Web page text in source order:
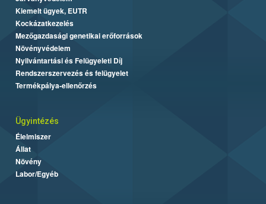
Kiemelt ügyek, EUTR
Kockázatkezelés
Mezőgazdasági genetikai erőforrások
Növényvédelem
Nyilvántartási és Felügyeleti Díj
Rendszerszervezés és felügyelet
Termékpálya-ellenőrzés
Ügyintézés
Élelmiszer
Állat
Növény
Labor/Egyéb